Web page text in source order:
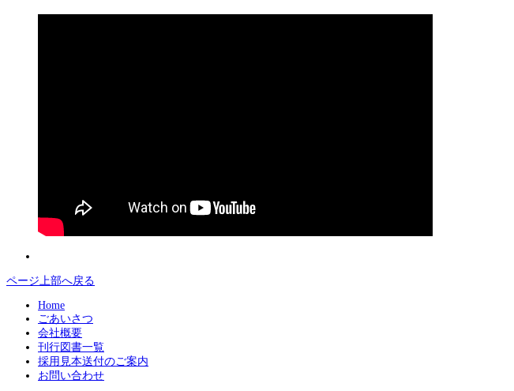
ページ上部へ戻る
Home
ごあいさつ
会社概要
刊行図書一覧
採用見本送付のご案内
お問い合わせ